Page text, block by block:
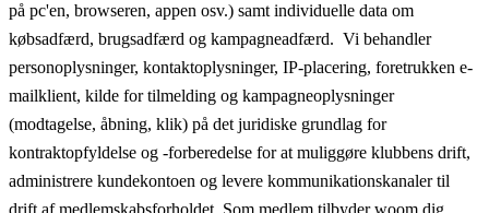
på pc'en, browseren, appen osv.) samt individuelle data om
købsadfærd, brugsadfærd og kampagneadfærd. Vi behandler
personoplysninger, kontaktoplysninger, IP-placering, foretrukken e-
mailklient, kilde for tilmelding og kampagneoplysninger
(modtagelse, åbning, klik) på det juridiske grundlag for
kontraktopfyldelse og -forberedelse for at muliggøre klubbens drift,
administrere kundekontoen og levere kommunikationskanaler til